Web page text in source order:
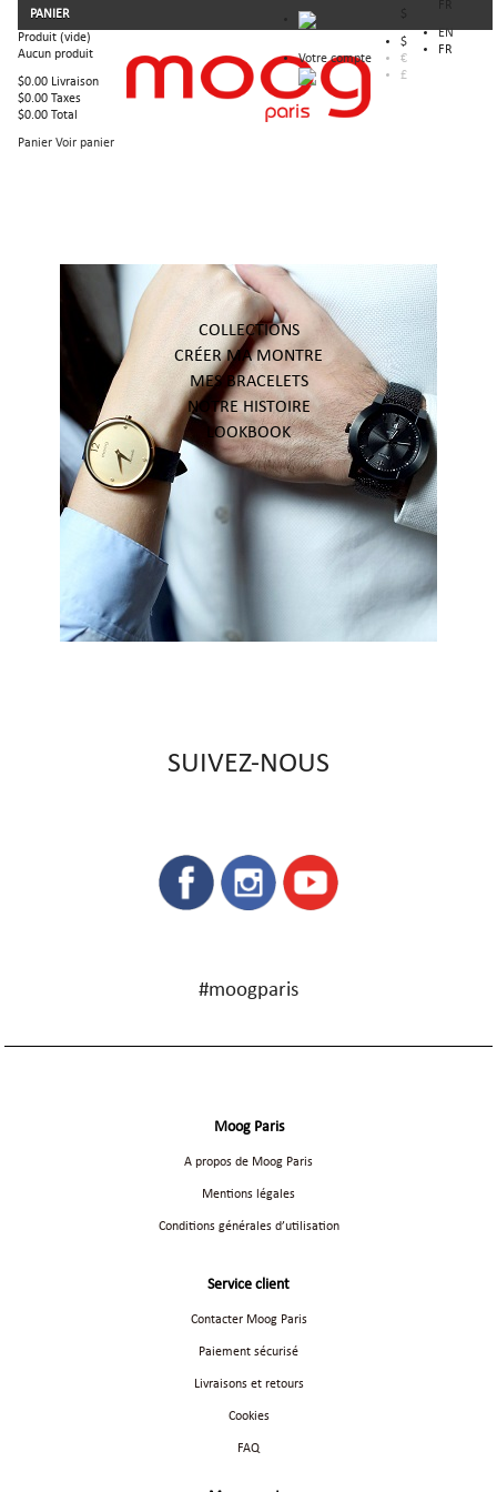
EN
FR
$
€
£
Votre compte
PANIER
Produit (vide)
Aucun produit
$0.00 Livraison
$0.00 Taxes
$0.00 Total
Panier Voir panier
COLLECTIONS
CRÉER MA MONTRE
MES BRACELETS
NOTRE HISTOIRE
LOOKBOOK
SUIVEZ-NOUS
#moogparis
Moog Paris
A propos de Moog Paris
Mentions légales
Conditions générales d’utilisation
Service client
Contacter Moog Paris
Paiement sécurisé
Livraisons et retours
Cookies
FAQ